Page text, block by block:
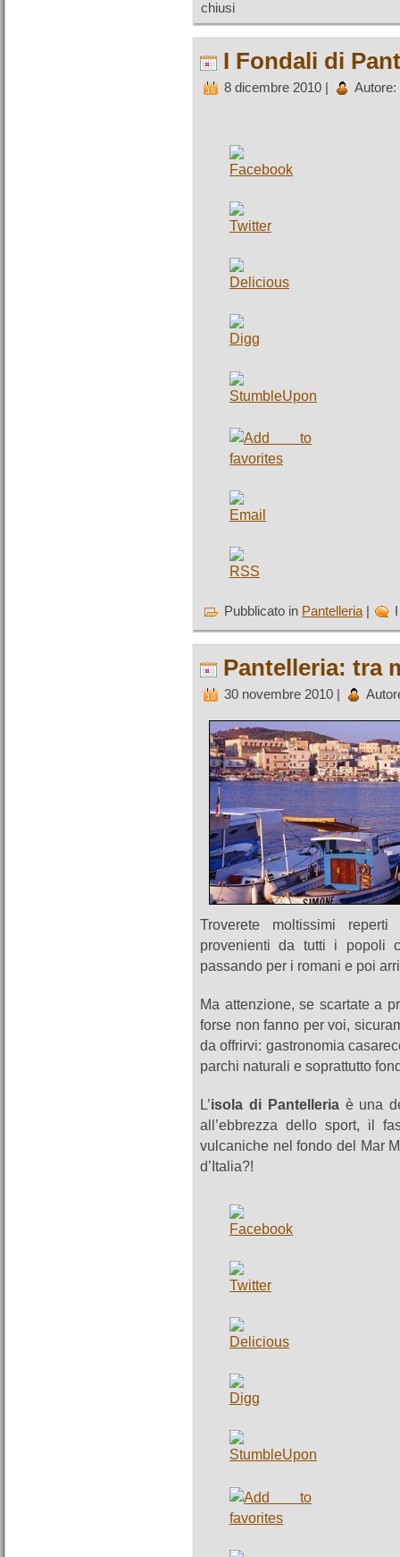
chiusi
I Fondali di
8 dicembre 2010 | Autore:
Pubblicato in Pantelleria
Pantelleria: tra
30 novembre 2010 |
Troverete moltissimi
provenienti da tutti i popoli
passando per i romani e poi
Ma attenzione, se scartate a
forse non fanno per voi,
da offrirvi: gastronomia
parchi naturali e soprattutto
L’isola di Pantelleriaè una
all’ebbrezza dello sport, il
vulcaniche nel fondo del Mar
d’Italia?!